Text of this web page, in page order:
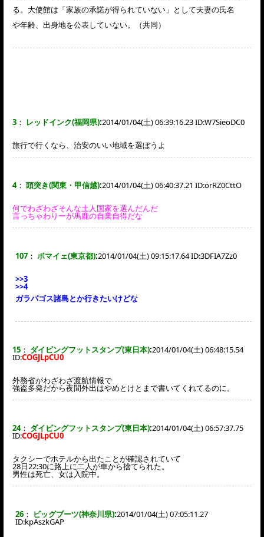
る。大使館は「家族の承諾が得られていない」として夫妻の氏名
や年齢、出身地を公表していない。（共同）
3 ： レッドインク(福岡県):2014/01/04(土) 06:39:16.23 ID:W7SieoDC0
旅行で行くなら、治安のいい地域を選ぼうよ
4： 頭突き(関東・甲信越):2014/01/04(土) 06:40:37.21 ID:orRZ0CttO
何でわざわざそんな土人国家を選んだんだ
言っちゃわりーが馬鹿の自業自得だな
107 ： ボマイェ(東京都):2014/01/04(土) 09:15:17.64 ID:3DFIA7Zz0
>>3
>>4
ガラパゴス諸島とか行きたいけどな
15 ： ダイビングフットスタンプ(東日本):2014/01/04(土) 06:48:15.54
ID:COGJLpCU0
外務省がわざわざ渡航情報で
強盗多発だから夜間外出はやめとけとまで書いてくれてるのに。
24： ダイビングフットスタンプ(東日本):2014/01/04(土) 06:57:37.75
ID:COGJLpCU0
タクシーでホテルから出たことが確認されていて
28日22:30に路上に二人が車から捨てられた。
男性は死亡、女は入院中。
26 ： ビッグブーツ(神奈川県):2014/01/04(土) 07:05:11.27
ID:kpAszkGAP